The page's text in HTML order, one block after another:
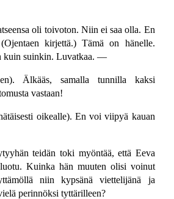
oli toivoton. Niin ei saa olla. En
kirjettä.) Tämä on hänelle.
kuin suinkin. Luvatkaa. —
Älkääs, samalla tunnilla kaksi
vastaan!
oikealle). En voi viipyä kauan
teidän toki myöntää, että Eeva
Kuinka hän muuten olisi voinut
niin kypsänä viettelijänä ja
perinnöksi tyttärilleen?